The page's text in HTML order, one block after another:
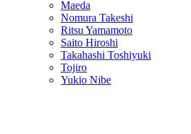
Maeda
Nomura Takeshi
Ritsu Yamamoto
Saito Hiroshi
Takahashi Toshiyuki
Tojiro
Yukio Nibe